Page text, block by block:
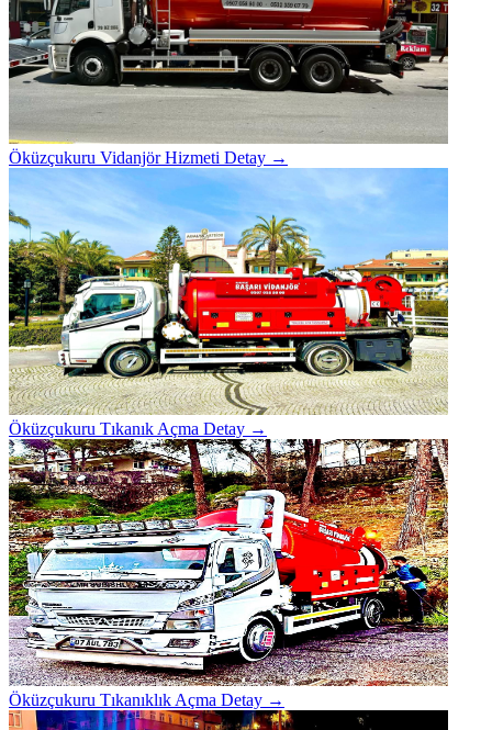
Öküzçukuru Vidanjör Hizmeti Detay →
Öküzçukuru Tıkanık Açma Detay →
Öküzçukuru Tıkanıklık Açma Detay →